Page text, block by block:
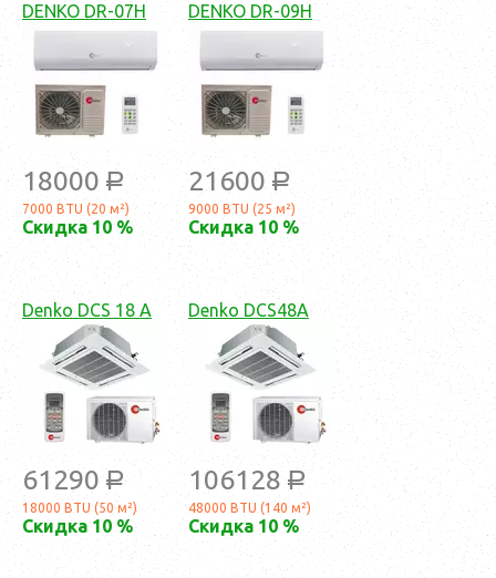
DENKO DR-07H
18000 a
7000 BTU (20 м²)
Скидка 10 %
DENKO DR-09H
21600 a
9000 BTU (25 м²)
Скидка 10 %
Denko DCS 18 А
61290 a
18000 BTU (50 м²)
Скидка 10 %
Denko DCS48А
106128 a
48000 BTU (140 м²)
Скидка 10 %